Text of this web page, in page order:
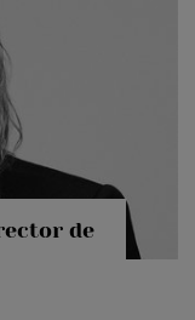
de